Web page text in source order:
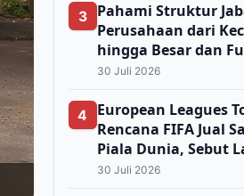
3 Pahami Struktur
Perusahaan dari
hingga Besar dan
30 Juli 2026
4
European Leagues
Rencana FIFA Jual
Piala Dunia, Sebut
Infantio Ceroboh
30 Juli 2026